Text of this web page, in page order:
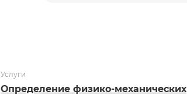
Услуги
Определение физико-механических